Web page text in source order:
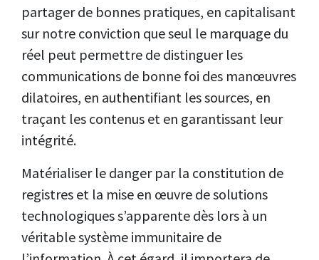
partager de bonnes pratiques, en capitalisant
sur notre conviction que seul le marquage du
réel peut permettre de distinguer les
communications de bonne foi des manœuvres
dilatoires, en authentifiant les sources, en
traçant les contenus et en garantissant leur
intégrité.
Matérialiser le danger par la constitution de
registres et la mise en œuvre de solutions
technologiques s’apparente dès lors à un
véritable système immunitaire de